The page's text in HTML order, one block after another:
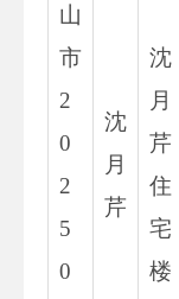
山
市
2
0
2
5
0
沈
月
芹
沈
月
芹
住
宅
楼